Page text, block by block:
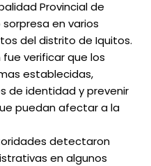
Provincial de
en varios
del distrito de Iquitos.
verificar que los
establecidas,
de identidad y prevenir
puedan afectar a la
detectaron
en algunos